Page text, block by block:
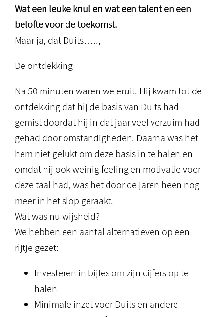
Wat een leuke knul en wat een talent en een
belofte voor de toekomst.
Maar ja, dat Duits…..,
De ontdekking
Na 50 minuten waren we eruit. Hij kwam tot de
ontdekking dat hij de basis van Duits had
gemist doordat hij in dat jaar veel verzuim had
gehad door omstandigheden. Daarna was het
hem niet gelukt om deze basis in te halen en
omdat hij ook weinig feeling en motivatie voor
deze taal had, was het door de jaren heen nog
meer in het slop geraakt.
Wat was nu wijsheid?
We hebben een aantal alternatieven op een
rijtje gezet:
Investeren in bijles om zijn cijfers op te
halen
Minimale inzet voor Duits en andere